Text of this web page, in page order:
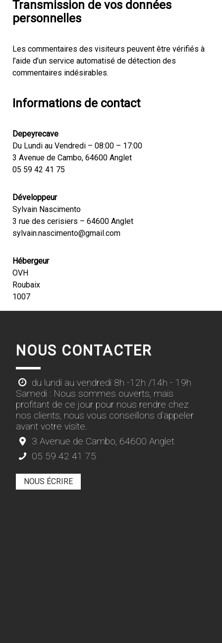
Transmission de vos données
personnelles
Les commentaires des visiteurs peuvent être vérifiés à
l’aide d’un service automatisé de détection des
commentaires indésirables.
Informations de contact
Depeyrecave
Du Lundi au Vendredi – 08:00 – 17:00
3 Avenue de Cambo, 64600 Anglet
05 59 42 41 75
Développeur
Sylvain Nascimento
3 rue des cerisiers – 64600 Anglet
sylvain.nascimento@gmail.com
Hébergeur
OVH
Roubaix
1007
NOUS CONTACTER
du lundi au vendredi 8h -12h /14h - 19h
Samedi : Nous sommes ouverts, mais
profitant de ce jour pour nous rendre chez
nos clients, nous vous conseillons d'appeler
avant votre visite.
3 Avenue de Cambo, 64600 Anglet
05 59 42 41 75
NOUS ÉCRIRE